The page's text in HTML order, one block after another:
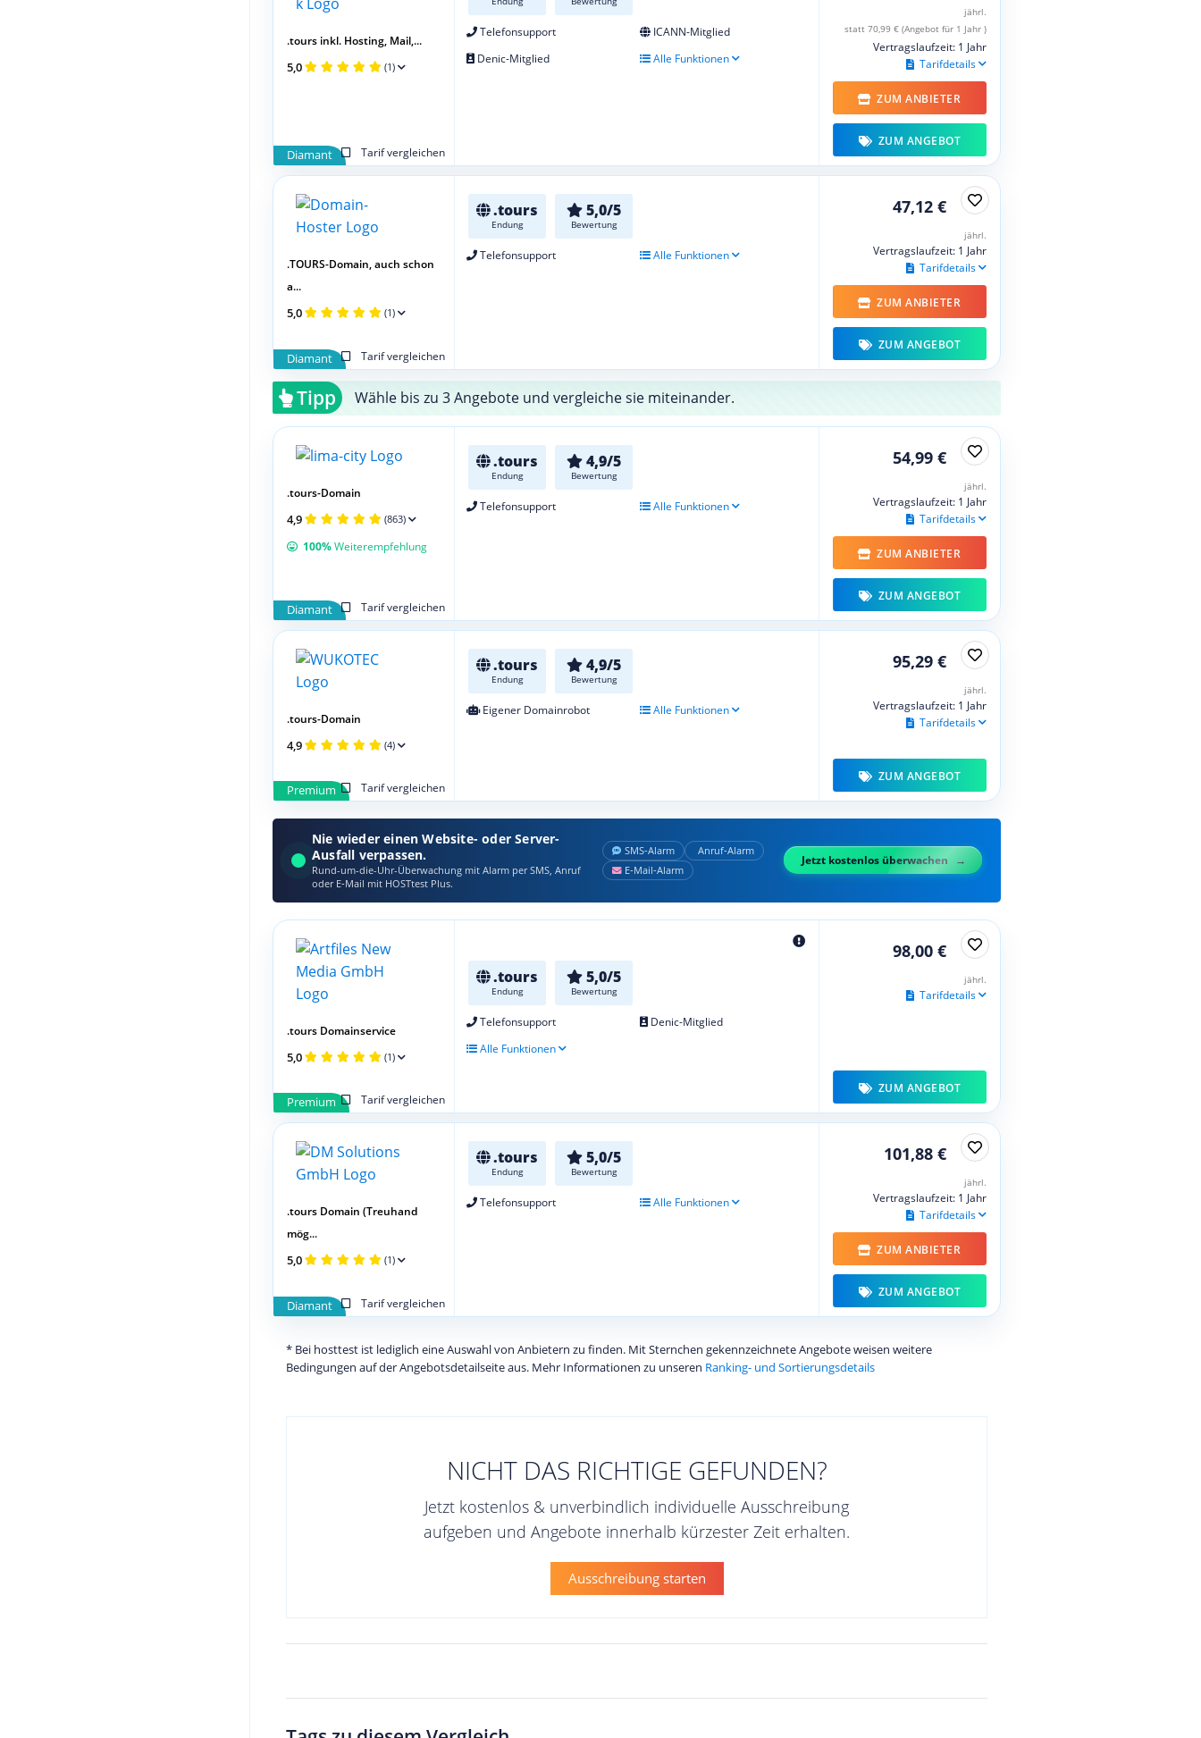
Telefonsupport
ICANN-Mitglied
Denic-Mitglied
Alle Funktionen
Diamant Tarif vergleichen
.tours inkl. Hosting, Mail,...
5,0 (1)
jährl.
statt 70,99 € (Angebot für 1 Jahr )
Vertragslaufzeit: 1 Jahr
Tarifdetails
ZUM ANBIETER
ZUM ANGEBOT
.tours
Endung
5,0/5
Bewertung
Telefonsupport Alle Funktionen
Diamant Tarif vergleichen
.TOURS-Domain, auch schon
a...
5,0 (1)
47,12 €
jährl.
Vertragslaufzeit: 1 Jahr
Tarifdetails
ZUM ANBIETER
ZUM ANGEBOT
Tipp Wähle bis zu 3 Angebote und vergleiche sie miteinander.
.tours
Endung
4,9/5
Bewertung
Telefonsupport Alle Funktionen
Diamant Tarif vergleichen
.tours-Domain
4,9 (863)
100%Weiterempfehlung
54,99 €
jährl.
Vertragslaufzeit: 1 Jahr
Tarifdetails
ZUM ANBIETER
ZUM ANGEBOT
.tours
Endung
4,9/5
Bewertung
Eigener Domainrobot Alle Funktionen
Premium Tarif vergleichen
.tours-Domain
4,9 (4)
95,29 €
jährl.
Vertragslaufzeit: 1 Jahr
Tarifdetails
ZUM ANGEBOT
Nie wieder einen Website- oder Server-
Ausfall verpassen.
Rund-um-die-Uhr-Überwachung mit Alarm per SMS, Anruf
oder E‑Mail mit HOSTtest Plus.
SMS‑Alarm
Anruf‑Alarm
E‑Mail‑Alarm
Jetzt kostenlos überwachen
.tours
Endung
5,0/5
Bewertung
Telefonsupport
Denic-Mitglied
Alle Funktionen
Premium Tarif vergleichen
.tours Domainservice
5,0 (1)
98,00 €
jährl.
Tarifdetails
ZUM ANGEBOT
.tours
Endung
5,0/5
Bewertung
Telefonsupport Alle Funktionen
Diamant Tarif vergleichen
.tours Domain (Treuhand
mög...
5,0 (1)
101,88 €
jährl.
Vertragslaufzeit: 1 Jahr
Tarifdetails
ZUM ANBIETER
ZUM ANGEBOT
* Bei hosttest ist lediglich eine Auswahl von Anbietern zu finden. Mit Sternchen gekennzeichnete Angebote weisen weitere
Bedingungen auf der Angebotsdetailseite aus. Mehr Informationen zu unseren Ranking- und Sortierungsdetails
NICHT DAS RICHTIGE GEFUNDEN?
Jetzt kostenlos & unverbindlich individuelle Ausschreibung
aufgeben und Angebote innerhalb kürzester Zeit erhalten.
Ausschreibung starten